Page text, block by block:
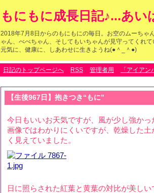
もにもに成長日記♪...あい
2018年7月8日からのもにもにの毎日。お空のムーちゃ
ゃん、べべちゃん、そしてもいちゃんが見守ってくれ
元気に、健康に、しあわせに生きようね(●＾_＾●)
日記のトップページへ RSS 管理者用 「アイア
【生後967日】抱きつき“もに”
今日もいいお天気ですが、風が少し強かっ
画像ではわかりにくいですが、乾燥した
く見えていました。
日に照らされた紅葉と黄葉の対比が美しい